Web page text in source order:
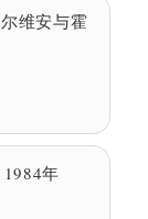
维安与霍
年